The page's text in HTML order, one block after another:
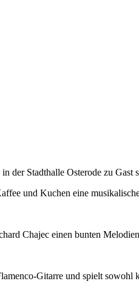
der Stadthalle Osterode zu Gast
und Kuchen eine
Chajec einen bunten
Gitarre und spielt